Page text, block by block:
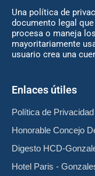
Una política de
documento legal
procesa o maneja
mayoritariamente
usuario crea una
Enlaces útiles
Política de Privacidad
Honorable Concejo
Digesto HCD-
Hotel Paris -